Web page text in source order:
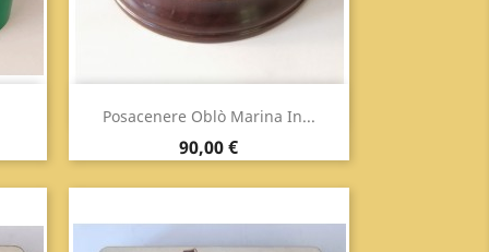
Posacenere Oblò Marina In...
Prezzo
90,00 €
 Anteprima